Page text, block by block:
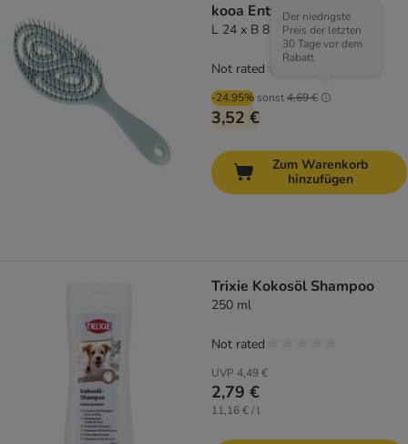
kooa Entwirrungsbürste
L 24 x B 8 x H 4,5 cm
-24.95% sonst4,69 €
Der niedrigste
Preis der letzten
30 Tage vor dem
Rabatt
3,52 €
Not rated
Zum Warenkorb
hinzufügen
Trixie Kokosöl Shampoo
250 ml
UVP 4,49 €
2,79 €
11,16 € / l
Not rated